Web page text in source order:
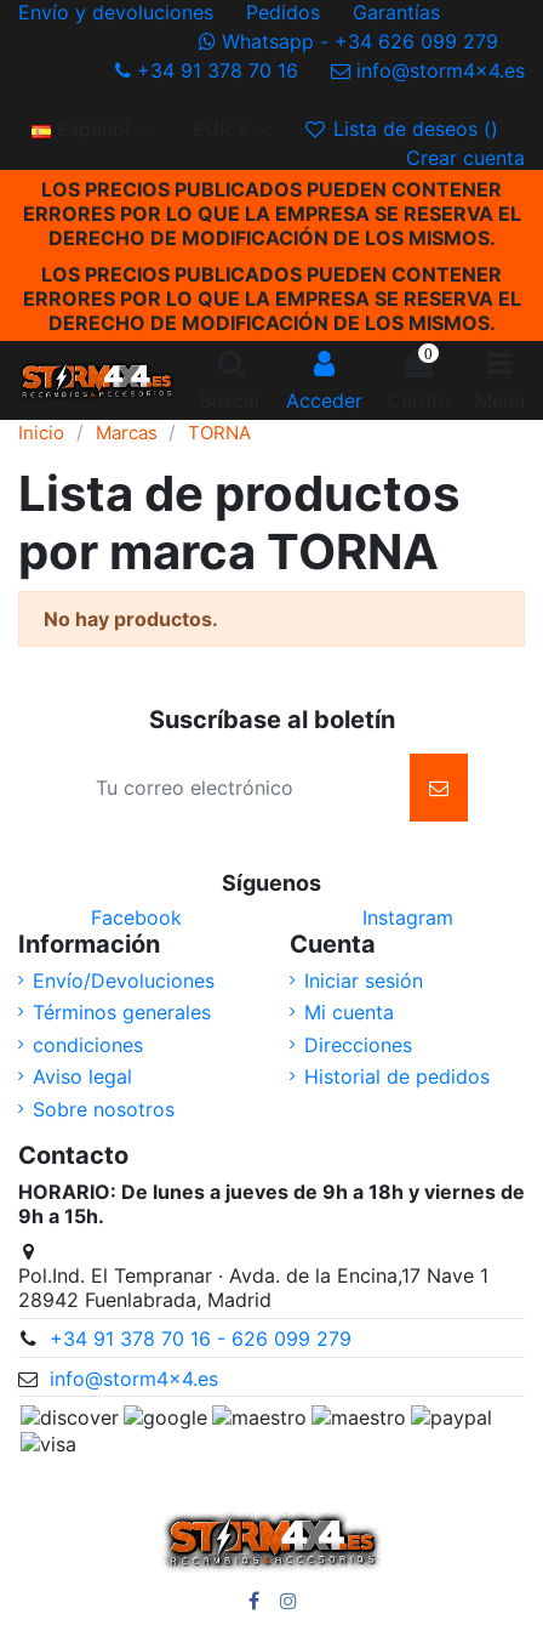
Envío y devoluciones Pedidos
Garantías
Whatsapp - +34 626 099 279
+34 91 378 70 16
info@storm4x4.es
Español Lista de deseos ()
Crear cuenta
LOS PRECIOS PUBLICADOS PUEDEN CONTENER
ERRORES POR LO QUE LA EMPRESA SE RESERVA EL
DERECHO DE MODIFICACIÓN DE LOS MISMOS.
LOS PRECIOS PUBLICADOS PUEDEN CONTENER
ERRORES POR LO QUE LA EMPRESA SE RESERVA EL
DERECHO DE MODIFICACIÓN DE LOS MISMOS.
Acceder
0
Inicio Marcas TORNA
Lista de productos
por marca TORNA
No hay productos.
Suscríbase al boletín
Síguenos
Facebook Instagram
Información
Envío/Devoluciones
Términos generales
condiciones
Aviso legal
Sobre nosotros
Cuenta
Iniciar sesión
Mi cuenta
Direcciones
Historial de pedidos
Contacto
HORARIO: De lunes a jueves de 9h a 18h y viernes de
9h a 15h.
Pol.Ind. El Tempranar · Avda. de la Encina,17 Nave 1
28942 Fuenlabrada, Madrid
+34 91 378 70 16 - 626 099 279
info@storm4x4.es